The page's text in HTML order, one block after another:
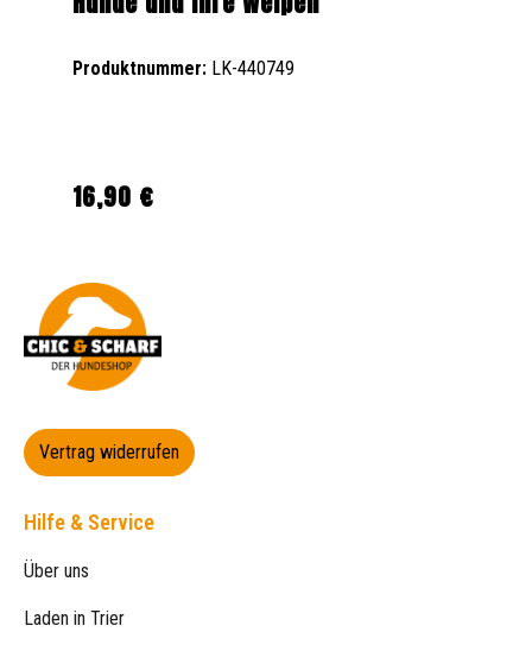
Produktnummer: LK-440749
Regulärer Preis:
16,90 €
Vertrag widerrufen
Hilfe & Service
Über uns
Laden in Trier